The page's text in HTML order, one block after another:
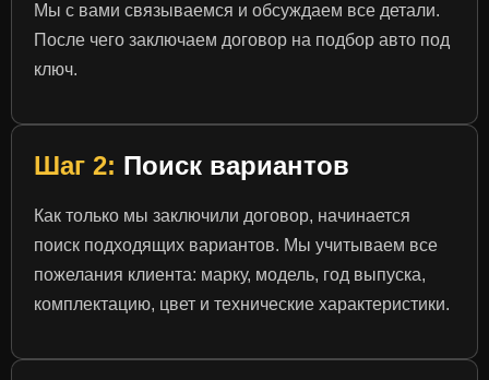
Мы с вами связываемся и обсуждаем все детали.
После чего заключаем договор на подбор авто под
ключ.
Шаг 2: Поиск вариантов
Как только мы заключили договор, начинается
поиск подходящих вариантов. Мы учитываем все
пожелания клиента: марку, модель, год выпуска,
комплектацию, цвет и технические характеристики.